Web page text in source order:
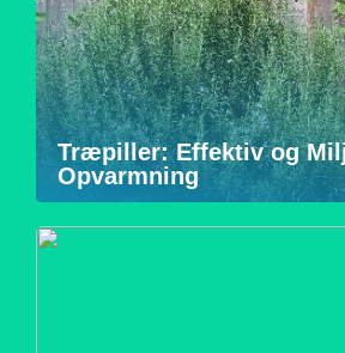
Træpiller: Effektiv og
Opvarmning